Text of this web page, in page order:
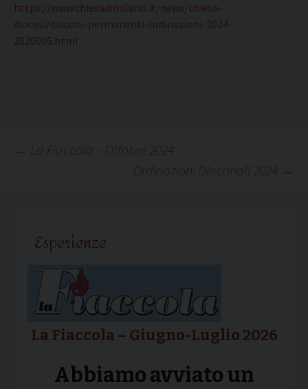
https://www.chiesadimilano.it/news/chiesa-
diocesi/diaconi-permanenti-ordinazioni-2024-
2820005.html
Navigazione
← La Fiaccola – Ottobre 2024
Ordinazioni Diaconali 2024 →
Esperienze
La Fiaccola – Giugno-Luglio 2026
Abbiamo avviato un